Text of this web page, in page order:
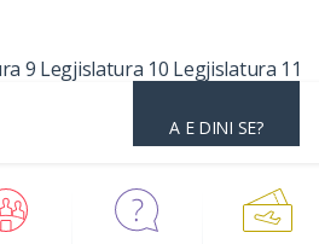
9 Legjislatura 10 Legjislatura 11
A E DINI SE?